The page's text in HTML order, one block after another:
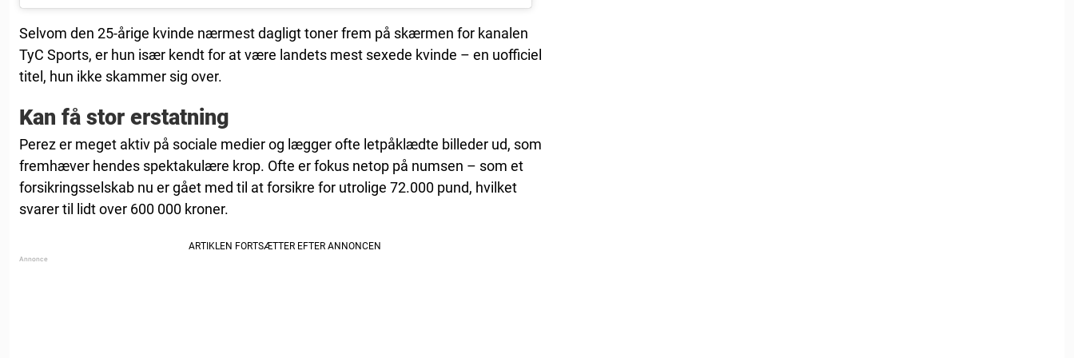
Selvom den 25-årige kvinde nærmest dagligt toner frem på skærmen for kanalen
TyC Sports, er hun især kendt for at være landets mest sexede kvinde – en uofficiel
titel, hun ikke skammer sig over.
Kan få stor erstatning
Perez er meget aktiv på sociale medier og lægger ofte letpåklædte billeder ud, som
fremhæver hendes spektakulære krop. Ofte er fokus netop på numsen – som et
forsikringsselskab nu er gået med til at forsikre for utrolige 72.000 pund, hvilket
svarer til lidt over 600 000 kroner.